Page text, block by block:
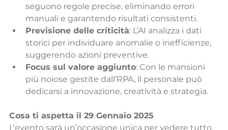
seguono regole precise, eliminando errori
manuali e garantendo risultati consistenti.
Previsione delle criticità: L’AI analizza i dati
storici per individuare anomalie o inefficienze,
suggerendo azioni preventive.
Focus sul valore aggiunto: Con le mansioni
più noiose gestite dall’RPA, il personale può
dedicarsi a innovazione, creatività e strategia.
Cosa ti aspetta il 29 Gennaio 2025
L’evento sarà un’occasione unica per vedere tutto